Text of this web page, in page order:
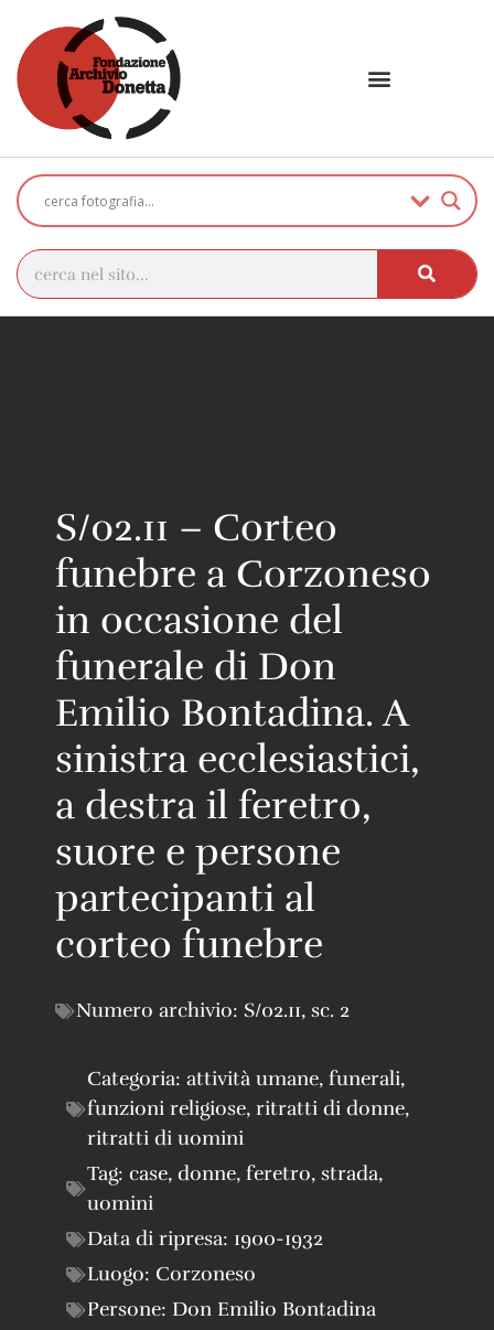
S/02.11 – Corteo
funebre a Corzoneso
in occasione del
funerale di Don
Emilio Bontadina. A
sinistra ecclesiastici,
a destra il feretro,
suore e persone
partecipanti al
corteo funebre
Numero archivio: S/02.11, sc. 2
Categoria: attività umane, funerali,
funzioni religiose, ritratti di donne,
ritratti di uomini
Tag: case, donne, feretro, strada,
uomini
Data di ripresa: 1900-1932
Luogo: Corzoneso
Persone: Don Emilio Bontadina